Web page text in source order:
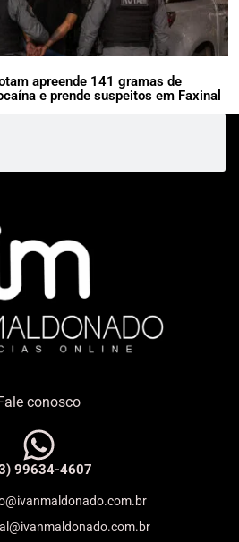
apreende 141 gramas de
e prende suspeitos em Faxinal
conosco
99634-4607